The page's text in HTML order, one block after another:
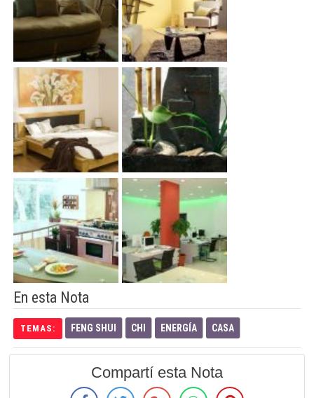
En esta Nota
TEMAS: FENG SHUI CHI ENERGÍA CASA
Compartí esta Nota